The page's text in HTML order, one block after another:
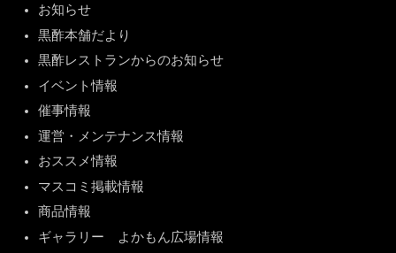
お知らせ
黒酢本舗だより
黒酢レストランからのお知らせ
イベント情報
催事情報
運営・メンテナンス情報
おススメ情報
マスコミ掲載情報
商品情報
ギャラリー よかもん広場情報